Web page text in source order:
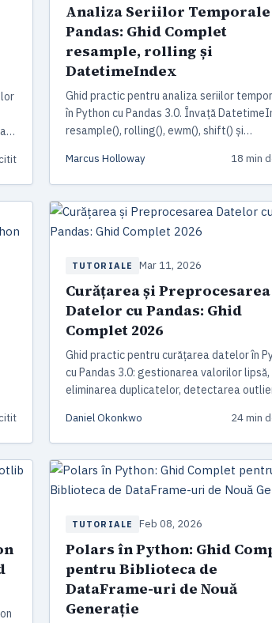
Analiza Seriilor Temporale
Pandas: Ghid Complet
resample, rolling și
DatetimeIndex
Ghid practic pentru analiza seriilor
în Python cu Pandas 3.0. Învață
resample(), rolling(), ewm(), shift() și
de cod.
Marcus Holloway 18 min
TUTORIALE Mar 11, 2026
Curățarea și Preprocesarea
Datelor cu Pandas: Ghid
Complet 2026
Ghid practic pentru curățarea datelor în
cu Pandas 3.0: gestionarea valorilor lipsă,
eliminarea duplicatelor, detectarea
preprocesare reutilizabile cu pipe().
Daniel Okonkwo 24 min
TUTORIALE Feb 08, 2026
Polars în Python: Ghid
pentru Biblioteca de
DataFrame-uri de Nouă
Generație